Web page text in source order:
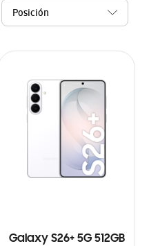
Galaxy S26+ 5G 512GB